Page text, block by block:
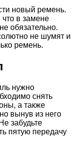
новый ремень.
в замене
обязательно.
не шумят и
ремень.
нужно
снять
а также
вынув из него
забудьте
пятую передачу